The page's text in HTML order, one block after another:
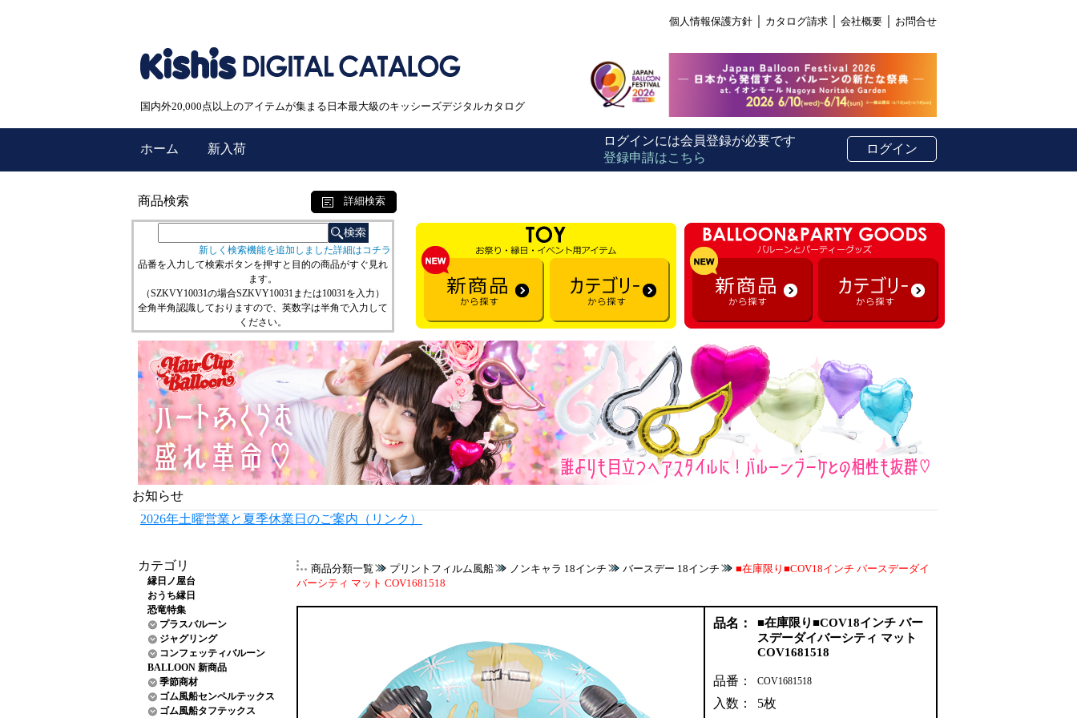
個人情報保護方針 カタログ請求 会社概要 お問合せ
国内外20,000点以上のアイテムが集まる日本最大級のキッシーズデジタルカタログ
ホーム 新入荷
ログインには会員登録が必要です
登録申請はこちら
ログイン
商品検索 詳細検索
新しく検索機能を追加しました詳細はコチラ
品番を入力して検索ボタンを押すと目的の商品がすぐ見れ
ます。
（SZKVY10031の場合SZKVY10031または10031を入力）
全角半角認識しておりますので、英数字は半角で入力して
ください。
お知らせ
2026年土曜営業と夏季休業日のご案内（リンク）
カテゴリ
縁日ノ屋台
おうち縁日
恐竜特集
プラスバルーン
ジャグリング
コンフェッティバルーン
BALLOON 新商品
季節商材
ゴム風船センペルテックス
ゴム風船タフテックス
商品分類一覧 プリントフィルム風船 ノンキャラ 18インチ バースデー 18インチ
■在庫限り■COV18インチ バースデーダイ
バーシティ マット COV1681518
品名：
■在庫限り■COV18インチ バー
スデーダイバーシティ マット
COV1681518
品番： COV1681518
入数： 5枚